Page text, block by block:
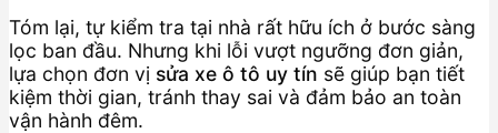
Tóm lại, tự kiểm tra tại nhà rất hữu ích ở bước sàng
lọc ban đầu. Nhưng khi lỗi vượt ngưỡng đơn giản,
lựa chọn đơn vị sửa xe ô tô uy tín sẽ giúp bạn tiết
kiệm thời gian, tránh thay sai và đảm bảo an toàn
vận hành đêm.